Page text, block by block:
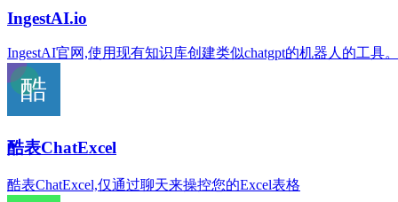
IngestAI.io
IngestAI官网,使用现有知识库创建类似chatgpt的机器人的工具。
酷表ChatExcel
酷表ChatExcel,仅通过聊天来操控您的Excel表格